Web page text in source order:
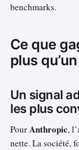
benchmarks.
Ce que
plus
Un signal
les plus
PourAnthropic,
nette. La société,